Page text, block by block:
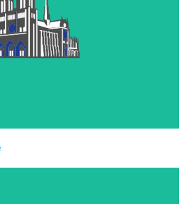
jusqu’à la reconstruction complète
la puissance de notre
permettra de dessiner, dès la
les pièces les plus complexes.